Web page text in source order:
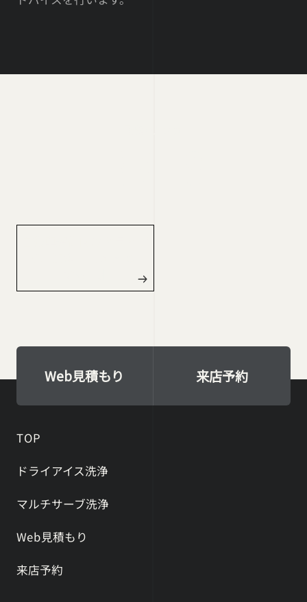
Web見積もり 来店予約
TOP
ドライアイス洗浄
マルチサーブ洗浄
Web見積もり
来店予約